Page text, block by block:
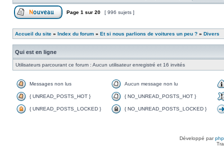
Page 1 sur 20 [ 996 sujets ]
Accueil du site » Index du forum » Et si nous parlions de voitures un peu ? » Divers
Qui est en ligne
Utilisateurs parcourant ce forum : Aucun utilisateur enregistré et 16 invités
Messages non lus Aucun message non lu
{ UNREAD_POSTS_HOT } { NO_UNREAD_POSTS_HOT }
{ UNREAD_POSTS_LOCKED } { NO_UNREAD_POSTS_LOCKED }
Développé par